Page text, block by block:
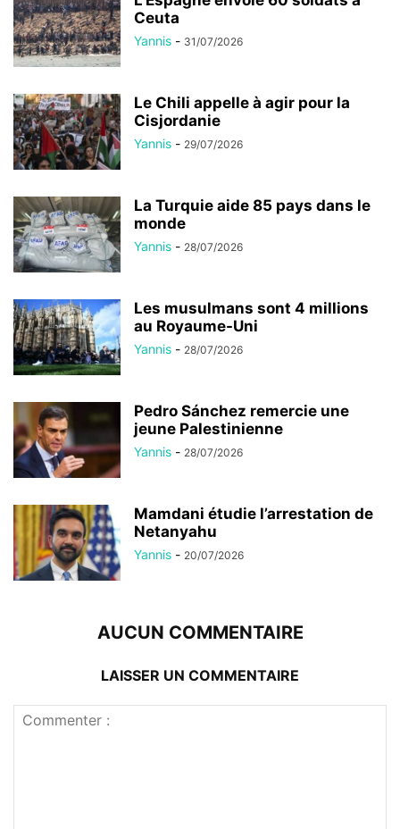
Ceuta
Yannis - 31/07/2026
Le Chili appelle à agir pour la
Cisjordanie
Yannis - 29/07/2026
La Turquie aide 85 pays dans le
monde
Yannis - 28/07/2026
Les musulmans sont 4 millions
au Royaume-Uni
Yannis - 28/07/2026
Pedro Sánchez remercie une
jeune Palestinienne
Yannis - 28/07/2026
Mamdani étudie l’arrestation de
Netanyahu
Yannis - 20/07/2026
AUCUN COMMENTAIRE
LAISSER UN COMMENTAIRE